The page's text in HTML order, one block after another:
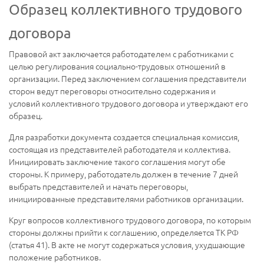
Образец коллективного трудового
договора
Правовой акт заключается работодателем с работниками с
целью регулирования социально-трудовых отношений в
организации. Перед заключением соглашения представители
сторон ведут переговоры относительно содержания и
условий коллективного трудового договора и утверждают его
образец.
Для разработки документа создается специальная комиссия,
состоящая из представителей работодателя и коллектива.
Инициировать заключение такого соглашения могут обе
стороны. К примеру, работодатель должен в течение 7 дней
выбрать представителей и начать переговоры,
инициированные представителями работников организации.
Круг вопросов коллективного трудового договора, по которым
стороны должны прийти к соглашению, определяется ТК РФ
(статья 41). В акте не могут содержаться условия, ухудшающие
положение работников.